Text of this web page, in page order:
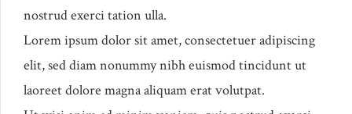
nostrud exerci tation ulla.
Lorem ipsum dolor sit amet, consectetuer adipiscing
elit, sed diam nonummy nibh euismod tincidunt ut
laoreet dolore magna aliquam erat volutpat.